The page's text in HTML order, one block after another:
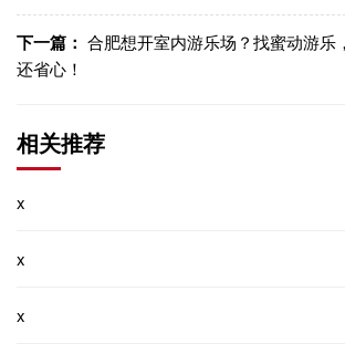
下一篇： 合肥想开室内游乐场？找蜜动游乐
还省心！
相关推荐
x
x
x